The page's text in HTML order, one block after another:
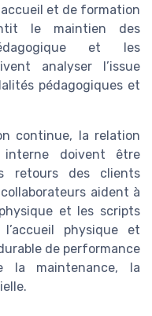
et de formation
le maintien des
et les
analyser l’issue
pédagogiques et
continue, la relation
doivent être
retours des clients
aident à
et les scripts
l’accueil physique et
de performance
la maintenance, la